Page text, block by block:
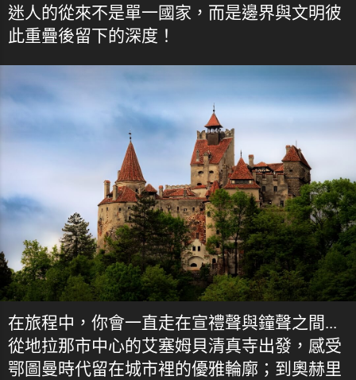
迷人的從來不是單一國家，而是邊界與文明彼
此重疊後留下的深度！
在旅程中，你會一直走在宣禮聲與鐘聲之間...
從地拉那市中心的艾塞姆貝清真寺出發，感受
鄂圖曼時代留在城市裡的優雅輪廓；到奧赫里